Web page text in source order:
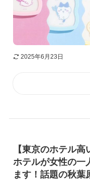
2025年6月23日
【東京のホテル
ホテルが女性の一
ます！話題の秋葉